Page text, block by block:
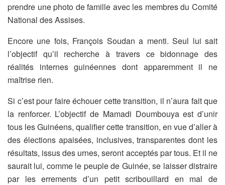
prendre une photo de famille avec les membres du Comité
National des Assises.
Encore une fois, François Soudan a menti. Seul lui sait
l’objectif qu’il recherche à travers ce bidonnage des
réalités internes guinéennes dont apparemment il ne
maîtrise rien.
Si c’est pour faire échouer cette transition, il n’aura fait que
la renforcer. L’objectif de Mamadi Doumbouya est d’unir
tous les Guinéens, qualifier cette transition, en vue d’aller à
des élections apaisées, inclusives, transparentes dont les
résultats, issus des urnes, seront acceptés par tous. Et il ne
saurait lui, comme le peuple de Guinée, se laisser distraire
par les errements d’un petit scribouillard en mal de